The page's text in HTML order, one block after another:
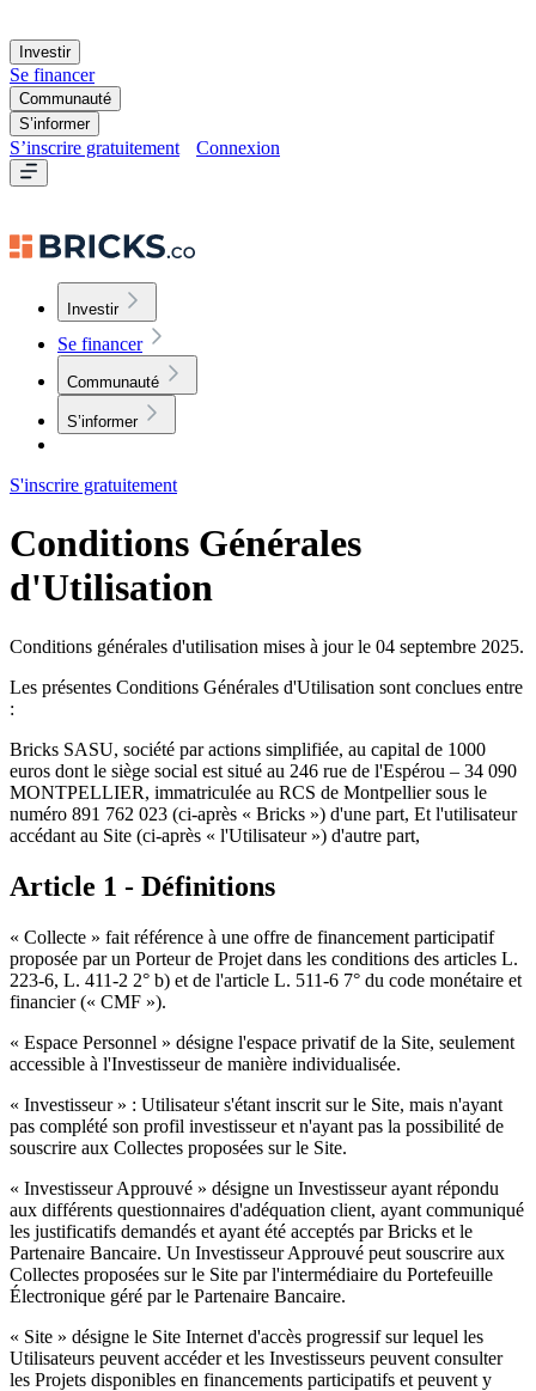
Investir
Se financer
Communauté
S’informer
S’inscrire gratuitement Connexion
Investir
Se financer
Communauté
S’informer
S'inscrire gratuitement
Conditions Générales
d'Utilisation
Conditions générales d'utilisation mises à jour le 04 septembre 2025.
Les présentes Conditions Générales d'Utilisation sont conclues entre
:
Bricks SASU, société par actions simplifiée, au capital de 1000
euros dont le siège social est situé au 246 rue de l'Espérou – 34 090
MONTPELLIER, immatriculée au RCS de Montpellier sous le
numéro 891 762 023 (ci-après « Bricks ») d'une part, Et l'utilisateur
accédant au Site (ci-après « l'Utilisateur ») d'autre part,
Article 1 - Définitions
« Collecte » fait référence à une offre de financement participatif
proposée par un Porteur de Projet dans les conditions des articles L.
223-6, L. 411-2 2° b) et de l'article L. 511-6 7° du code monétaire et
financier (« CMF »).
« Espace Personnel » désigne l'espace privatif de la Site, seulement
accessible à l'Investisseur de manière individualisée.
« Investisseur » : Utilisateur s'étant inscrit sur le Site, mais n'ayant
pas complété son profil investisseur et n'ayant pas la possibilité de
souscrire aux Collectes proposées sur le Site.
« Investisseur Approuvé » désigne un Investisseur ayant répondu
aux différents questionnaires d'adéquation client, ayant communiqué
les justificatifs demandés et ayant été acceptés par Bricks et le
Partenaire Bancaire. Un Investisseur Approuvé peut souscrire aux
Collectes proposées sur le Site par l'intermédiaire du Portefeuille
Électronique géré par le Partenaire Bancaire.
« Site » désigne le Site Internet d'accès progressif sur lequel les
Utilisateurs peuvent accéder et les Investisseurs peuvent consulter
les Projets disponibles en financements participatifs et peuvent y